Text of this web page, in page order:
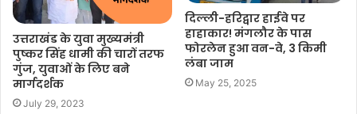
उत्तराखंड के युवा मुख्यमंत्री
पुष्कर सिंह धामी की चारों तरफ
गुंज, युवाओं के लिए बने
मार्गदर्शक
July 29, 2023
दिल्ली-हरिद्वार हाईवे पर
हाहाकार! मंगलौर के पास
फोरलेन हुआ वन-वे, 3 किमी
लंबा जाम
May 25, 2025